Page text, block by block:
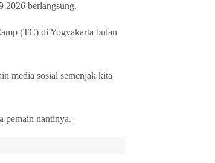
2026 berlangsung.
(TC) di Yogyakarta bulan
media sosial semenjak kita
pemain nantinya.